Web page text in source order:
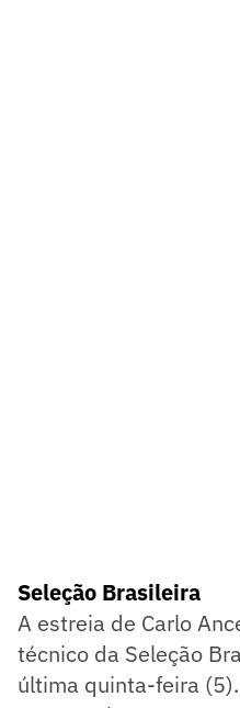
Seleção Brasileira
A estreia de Carlo
técnico da Seleção
última quinta-feira